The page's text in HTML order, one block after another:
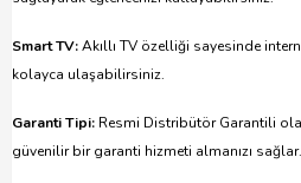
Smart TV:Akıllı TV özelliği sayesinde
kolayca ulaşabilirsiniz.
Garanti Tipi: Resmi Distribütör Garantili
güvenilir bir garanti hizmeti almanızı sağlar.